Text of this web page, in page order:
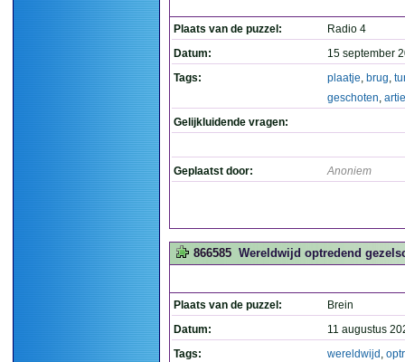
Plaats van de puzzel:
Radio 4
Datum:
15 september
Tags:
plaatje, brug,
geschoten,
Gelijkluidende vragen:
Geplaatst door: Anoniem
866585 Wereldwijd optredend
Plaats van de puzzel:
Brein
Datum:
11 augustus
Tags:
wereldwijd ,